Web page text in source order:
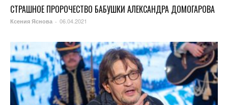
СТРАШНОЕ ПРОРОЧЕСТВО БАБУШКИ АЛЕКСАНДРА ДОМОГАРОВА
Ксения Яснова - 06.04.2021